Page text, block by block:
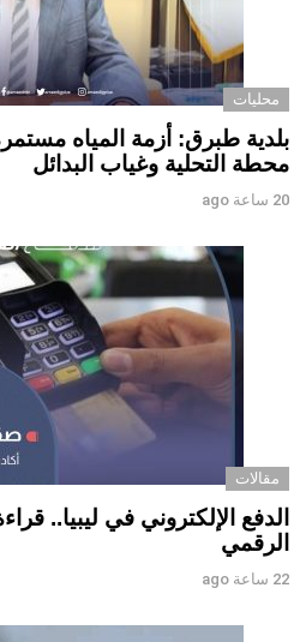
محليات
محطة التحلية وغياب البدائل ‏ ‏
20 ساعة ago
مقالات
الدفع الإلكتروني في ليبيا..
الرقمي ‏
22 ساعة ago